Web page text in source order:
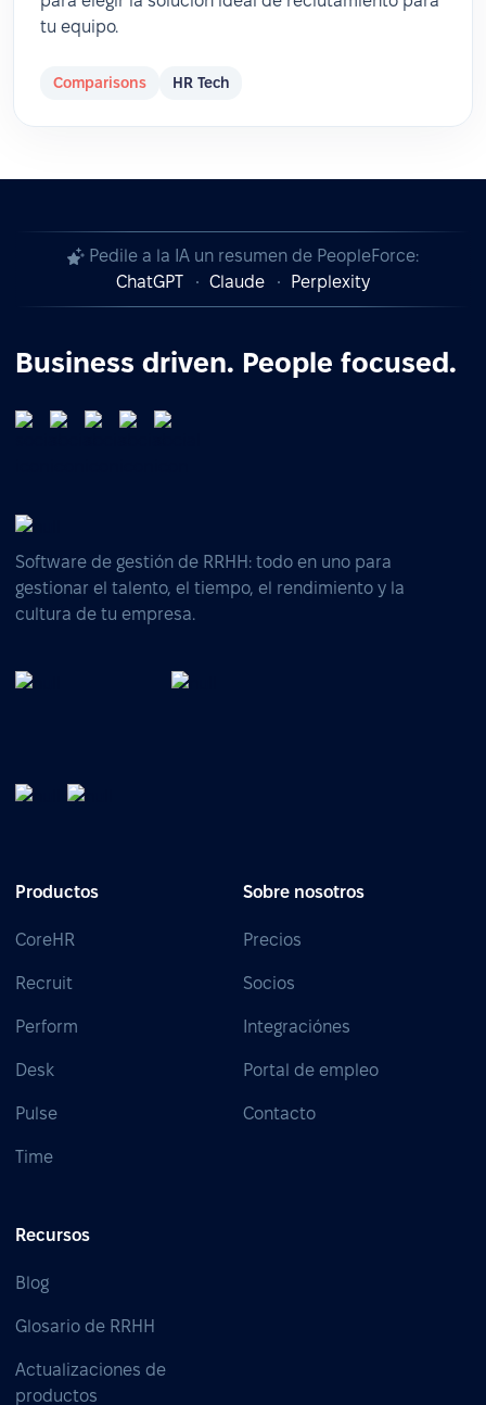
tu equipo.
Comparisons HR Tech
Pedile a la IA un resumen de PeopleForce:
ChatGPT
Claude Perplexity
Business driven. People focused.
Software de gestión de RRHH: todo en uno para
gestionar el talento, el tiempo, el rendimiento y la
cultura de tu empresa.
Productos
CoreHR
Recruit
Perform
Desk
Pulse
Time
Sobre nosotros
Precios
Socios
Integraciónes
Portal de empleo
Contacto
Recursos
Blog
Glosario de RRHH
Actualizaciones de
productos